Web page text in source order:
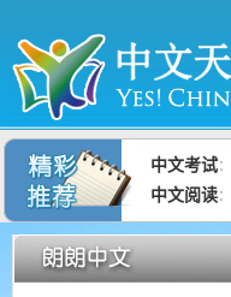
中文考试：
中文阅读：